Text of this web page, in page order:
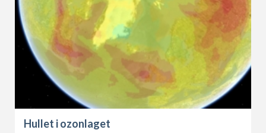
Hullet i ozonlaget